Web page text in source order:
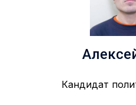
Кандидат